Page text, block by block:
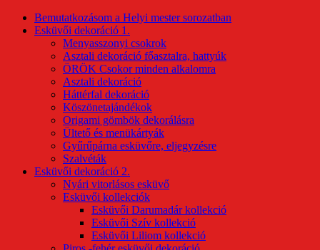
Bemutatkozásom a Helyi mester sorozatban
Esküvői dekoráció 1.
Menyasszonyi csokrok
Asztali dekoráció főasztalra, hattyúk
ÖRÖK Csokor minden alkalomra
Asztali dekoráció
Háttérfal dekoráció
Köszönetajándékok
Origami gömbök dekorálásra
Ültető és menükártyák
Gyűrűpárna esküvőre, eljegyzésre
Szalvéták
Esküvői dekoráció 2.
Nyári vitorlásos esküvő
Esküvői kollekciók
Esküvői Darumadár kollekció
Esküvői Szív kollekció
Esküvői Liliom kollekció